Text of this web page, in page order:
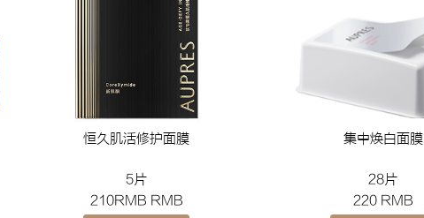
恒久肌活修护面膜
5片
210RMB RMB
集中焕白面膜
28片
220 RMB